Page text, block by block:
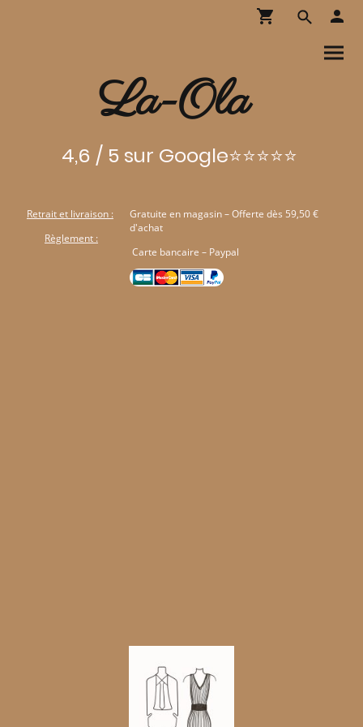
La-Ola
4,6 / 5 sur Google⭐⭐⭐⭐⭐
Retrait et livraison :
Règlement :
Gratuite en magasin – Offerte dès 59,50 €
d'achat
Carte bancaire – Paypal